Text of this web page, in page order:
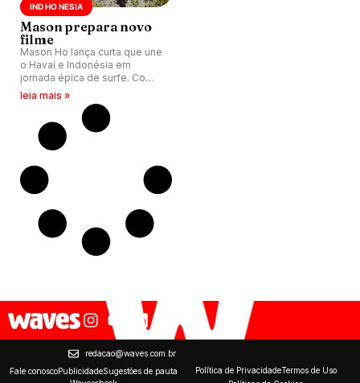
IND HO NESIA
Mason prepara novo
filme
Mason Ho lança curta que une
o Havaí e Indonésia em
jornada épica de surfe. Com
elenco de peso e ondas
perfeitas, filme promete
capturar essência dos
paraísos.
leia mais »
redacao@waves.com.br
Fale conoscoPublicidadeSugestões de pauta
Política de PrivacidadeTermos de Uso